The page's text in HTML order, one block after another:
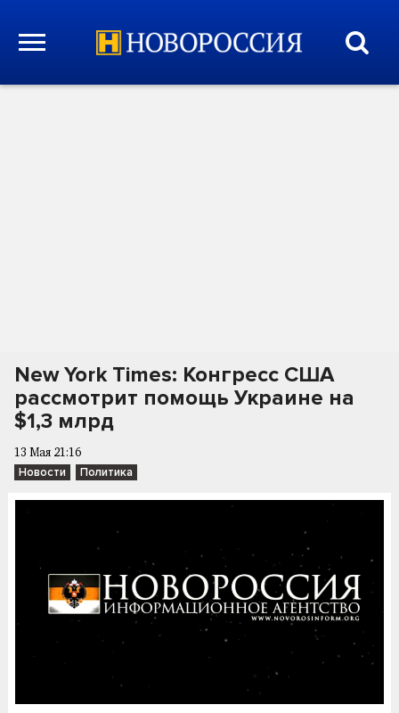
New York Times: Конгресс США
рассмотрит помощь Украине на
$1,3 млрд
13 Мая 21:16
Новости Политика